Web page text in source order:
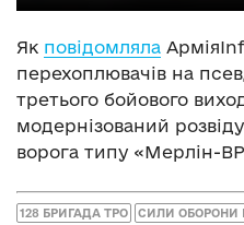
Як повідомляла
перехоплювачів на
третього бойового
модернізований
ворога типу «Мерлін-
128 БРИГАДА ТРО СИЛИ ОБОРОНИ